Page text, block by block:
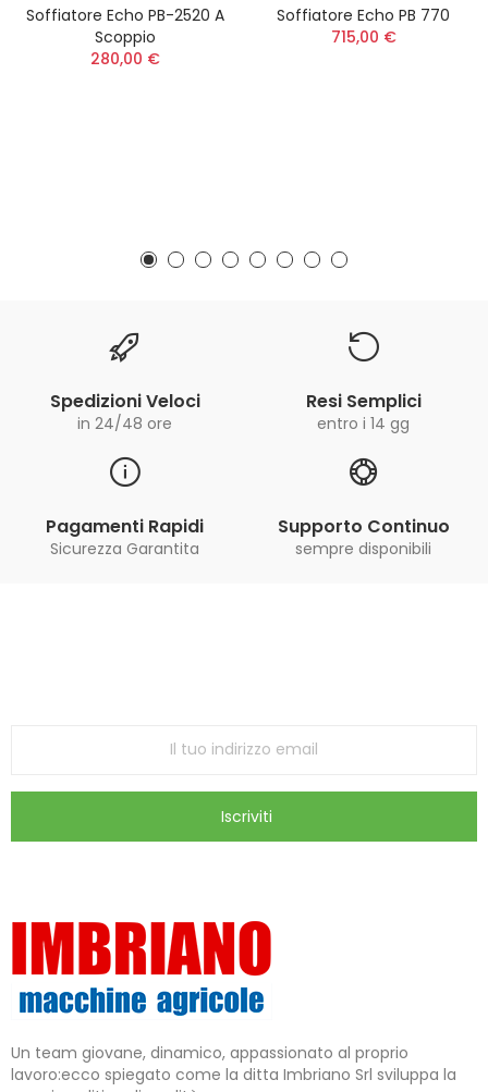
Soffiatore Echo PB-2520 A
Scoppio
280,00 €
Soffiatore Echo PB 770
715,00 €
Spedizioni Veloci
in 24/48 ore
Resi Semplici
entro i 14 gg
Pagamenti Rapidi
Sicurezza Garantita
Supporto Continuo
sempre disponibili
Iscriviti
Un team giovane, dinamico, appassionato al proprio
lavoro:ecco spiegato come la ditta Imbriano Srl sviluppa la